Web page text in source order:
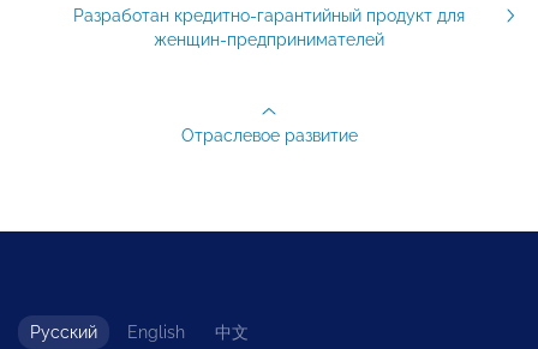
Разработан кредитно-гарантийный продукт для
женщин-предпринимателей
Отраслевое развитие
Русский English 中文